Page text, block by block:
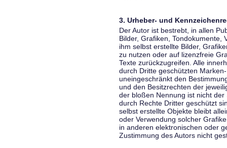
3. Urheber- und
Der Autor ist bestrebt, in allen
Bilder, Grafiken, Tondokumente,
ihm selbst erstellte Bilder,
zu nutzen oder auf lizenzfreie
Texte zurückzugreifen. Alle
durch Dritte geschützten
uneingeschränkt den
und den Besitzrechten der
der bloßen Nennung ist nicht
durch Rechte Dritter geschützt
selbst erstellte Objekte bleibt
oder Verwendung solcher
in anderen elektronischen oder
Zustimmung des Autors nicht